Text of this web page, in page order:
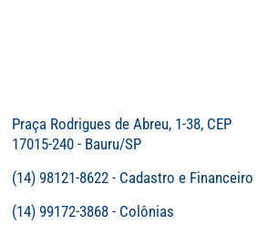
Praça Rodrigues de Abreu, 1-38, CEP
17015-240 - Bauru/SP
(14) 98121-8622 - Cadastro e Financeiro
(14) 99172-3868 - Colônias